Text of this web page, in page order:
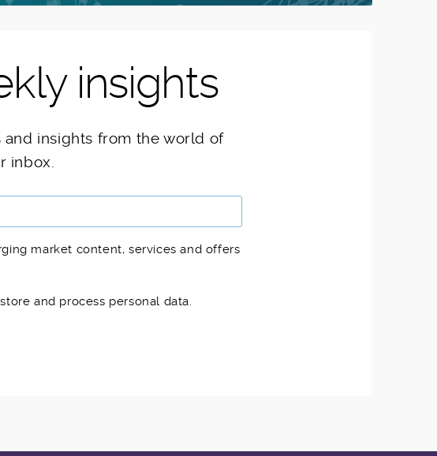
insights
insights from the world of
inbox.
market content, services and offers
and process personal data.